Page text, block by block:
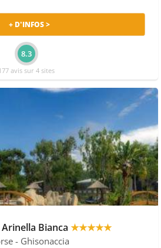
+ D'INFOS >
8.3
avis sur 4 sites
Bianca ★★★★★
- Ghisonaccia